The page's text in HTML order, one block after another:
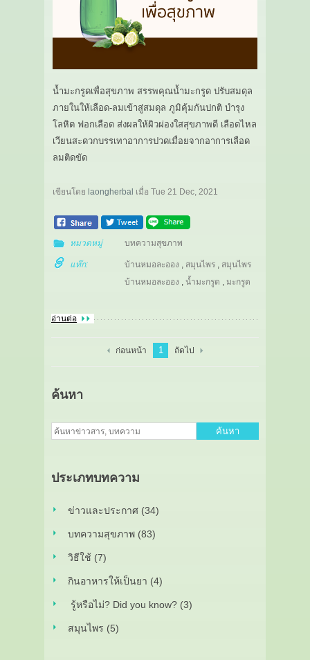
น้ำมะกรูดเพื่อสุขภาพ สรรพคุณน้ำมะกรูด ปรับสมดุล
ภายในให้เลือด-ลมเข้าสู่สมดุล ภูมิคุ้มกันปกติ บำรุง
โลหิต ฟอกเลือด ส่งผลให้ผิวผ่องใสสุขภาพดี เลือดไหล
เวียนสะดวกบรรเทาอาการปวดเมื่อยจากอาการเลือด
ลมติดขัด
เขียนโดย laongherbal เมื่อ Tue 21 Dec, 2021
หมวดหมู่ บทความสุขภาพ
แท๊ก: บ้านหมอละออง , สมุนไพร, สมุนไพร
บ้านหมอละออง , น้ำมะกรูด , มะกรูด
อ่านต่อ
ก่อนหน้า 1 ถัดไป
ค้นหา
ค้นหา
ประเภทบทความ
ข่าวและประกาศ (34)
บทความสุขภาพ (83)
วิธีใช้ (7)
กินอาหารให้เป็นยา (4)
รู้หรือไม่? Did you know? (3)
สมุนไพร (5)